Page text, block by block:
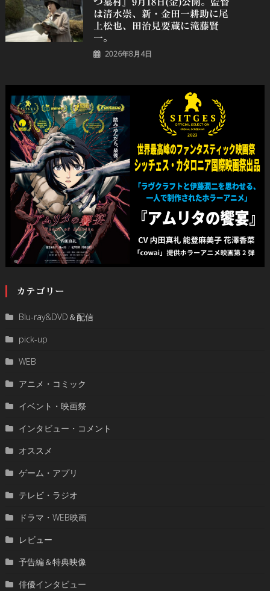
は清水崇、新・金田一耕助に尾
上松也、田治見要蔵に滝藤賢
一。
2026年8月4日
カテゴリー
Blu-ray&DVD＆配信
pick-up
WEB
アニメ・コミック
イベント・映画祭
インタビュー・コメント
オススメ
ゲーム・アプリ
テレビ・ラジオ
ドラマ・WEB映画
レビュー
予告編＆特典映像
俳優インタビュー